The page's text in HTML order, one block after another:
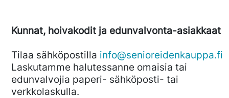
Kunnat, hoivakodit ja edunvalvonta-asiakkaat
Tilaa sähköpostilla info@senioreidenkauppa.fi
Laskutamme halutessanne omaisia tai
edunvalvojia paperi- sähköposti- tai
verkkolaskulla.